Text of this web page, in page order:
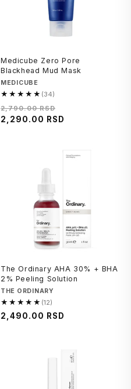
Medicube Zero Pore
Blackhead Mud Mask
Brend
MEDICUBE
★★★★★ (34)
4.8
od
5,
Regularna
cena
2,790.00 RSD
na
2,290.00 RSD
The Ordinary AHA 30% + BHA
2% Peeling Solution
Brend
THE ORDINARY
★★★★★ (12)
4.9
od
Regularna
2,490.00 RSD